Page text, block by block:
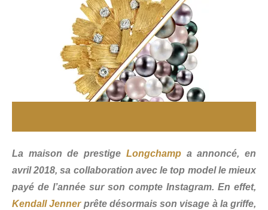
La maison de prestige Longchampa annoncé, en
avril 2018, sa collaboration avec le top model le mieux
payé de l’année sur son compte Instagram. En effet,
Kendall Jennerprête désormais son visage à la griffe,